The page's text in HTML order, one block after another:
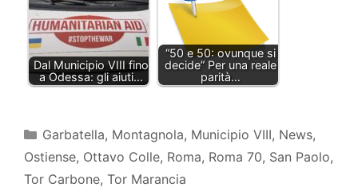
Dal Municipio VIII fino
a Odessa: gli aiuti…
“50 e 50: ovunque si
decide” Per una reale
parità…
Categorie
Garbatella, Montagnola, Municipio VIII, News,
Ostiense, Ottavo Colle, Roma, Roma 70, San Paolo,
Tor Carbone, Tor Marancia